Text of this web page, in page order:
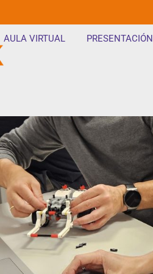
AULA VIRTUAL PRESENTACIÓN